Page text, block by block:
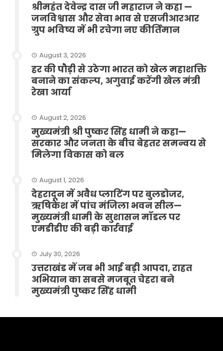
श्रीमहंत देवेन्द्र दास जी महाराज ने कहा —
जनविश्वास और सेवा भाव से एसजीआरआर
ग्रुप भविष्य में भी रचेगा नए कीर्तिमान
August 3, 2026
हर की पौड़ी से उठेगा भारत को खेल महाशक्ति
बनाने का संकल्प, अगुवाई करेंगी खेल मंत्री
रेखा आर्या
August 2, 2026
मुख्यमंत्री श्री पुष्कर सिंह धामी ने कहा—
सरकार और जनता के बीच बेहतर समन्वय से
मिलेगा विकास को बल
August 1, 2026
देहरादून में अवैध प्लाटिंग पर बुलडोजर,
ऋषिकेश में पांच मंजिला भवन सील—
मुख्यमंत्री धामी के सुशासन मॉडल पर
एमडीडीए की बड़ी कार्रवाई
July 30, 2026
उत्तराखंड में जब भी आई बड़ी आपदा, राहत
अभियान का सबसे मजबूत चेहरा बने
मुख्यमंत्री पुष्कर सिंह धामी